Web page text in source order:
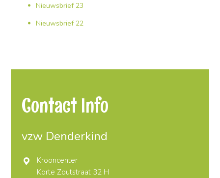
Nieuwsbrief 23
Nieuwsbrief 22
Contact Info
vzw Denderkind
Krooncenter
Korte Zoutstraat 32 H